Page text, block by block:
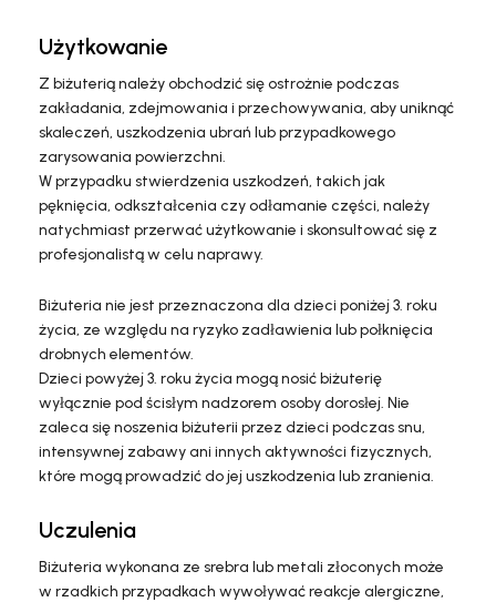
Użytkowanie
Z biżuterią należy obchodzić się ostrożnie podczas
zakładania, zdejmowania i przechowywania, aby uniknąć
skaleczeń, uszkodzenia ubrań lub przypadkowego
zarysowania powierzchni.
W przypadku stwierdzenia uszkodzeń, takich jak
pęknięcia, odkształcenia czy odłamanie części, należy
natychmiast przerwać użytkowanie i skonsultować się z
profesjonalistą w celu naprawy.
Biżuteria nie jest przeznaczona dla dzieci poniżej 3. roku
życia, ze względu na ryzyko zadławienia lub połknięcia
drobnych elementów.
Dzieci powyżej 3. roku życia mogą nosić biżuterię
wyłącznie pod ścisłym nadzorem osoby dorosłej. Nie
zaleca się noszenia biżuterii przez dzieci podczas snu,
intensywnej zabawy ani innych aktywności fizycznych,
które mogą prowadzić do jej uszkodzenia lub zranienia.
Uczulenia
Biżuteria wykonana ze srebra lub metali złoconych może
w rzadkich przypadkach wywoływać reakcje alergiczne,